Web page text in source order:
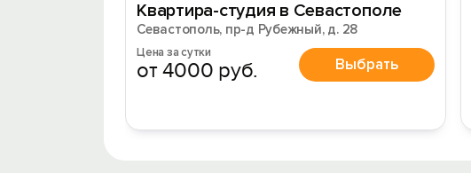
Квартира-студия в Севастополе
Севастополь, пр-д Рубежный, д. 28
Цена за сутки
от 4000 руб. Выбрать